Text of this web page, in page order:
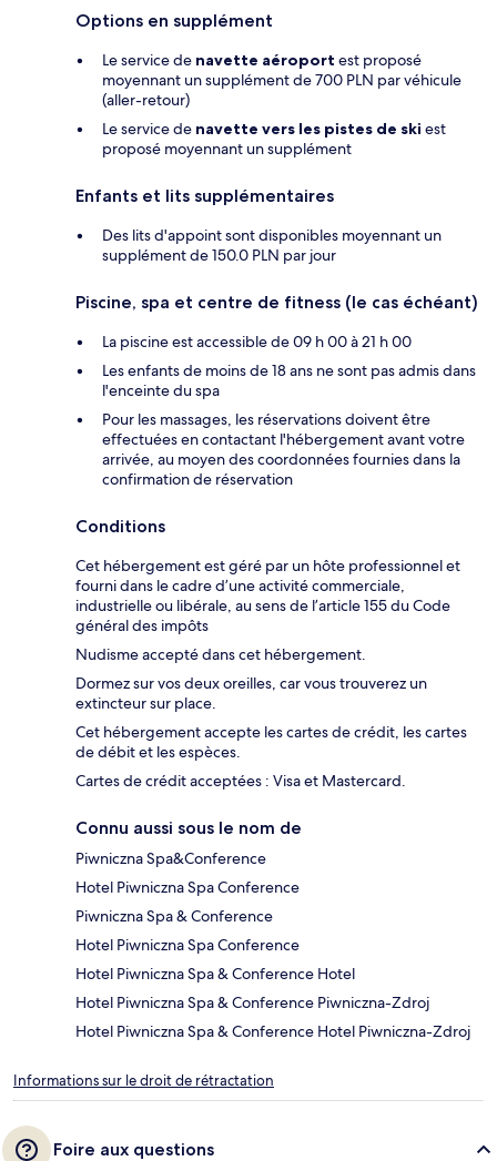
Options en supplément
Le service de navette aéroport est proposé
moyennant un supplément de 700 PLN par véhicule
(aller-retour)
Le service de navette vers les pistes de ski est
proposé moyennant un supplément
Enfants et lits supplémentaires
Des lits d'appoint sont disponibles moyennant un
supplément de 150.0 PLN par jour
Piscine, spa et centre de fitness (le cas échéant)
La piscine est accessible de 09 h 00 à 21 h 00
Les enfants de moins de 18 ans ne sont pas admis dans
l'enceinte du spa
Pour les massages, les réservations doivent être
effectuées en contactant l'hébergement avant votre
arrivée, au moyen des coordonnées fournies dans la
confirmation de réservation
Conditions
Cet hébergement est géré par un hôte professionnel et
fourni dans le cadre d’une activité commerciale,
industrielle ou libérale, au sens de l’article 155 du Code
général des impôts
Nudisme accepté dans cet hébergement.
Dormez sur vos deux oreilles, car vous trouverez un
extincteur sur place.
Cet hébergement accepte les cartes de crédit, les cartes
de débit et les espèces.
Cartes de crédit acceptées : Visa et Mastercard.
Connu aussi sous le nom de
Piwniczna Spa&Conference
Hotel Piwniczna Spa Conference
Piwniczna Spa & Conference
Hotel Piwniczna Spa Conference
Hotel Piwniczna Spa & Conference Hotel
Hotel Piwniczna Spa & Conference Piwniczna-Zdroj
Hotel Piwniczna Spa & Conference Hotel Piwniczna-Zdroj
Informations sur le droit de rétractation
Foire aux questions